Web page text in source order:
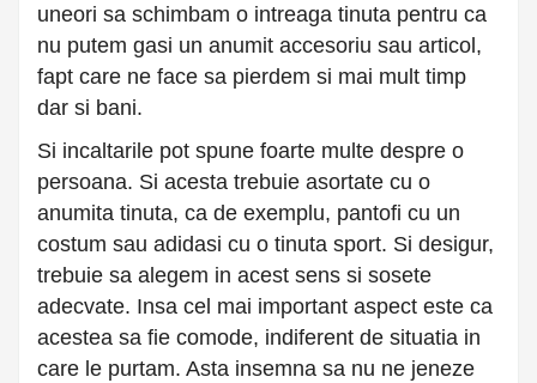
uneori sa schimbam o intreaga tinuta pentru ca
nu putem gasi un anumit accesoriu sau articol,
fapt care ne face sa pierdem si mai mult timp
dar si bani.
Si incaltarile pot spune foarte multe despre o
persoana. Si acesta trebuie asortate cu o
anumita tinuta, ca de exemplu, pantofi cu un
costum sau adidasi cu o tinuta sport. Si desigur,
trebuie sa alegem in acest sens si sosete
adecvate. Insa cel mai important aspect este ca
acestea sa fie comode, indiferent de situatia in
care le purtam. Asta insemna sa nu ne jeneze